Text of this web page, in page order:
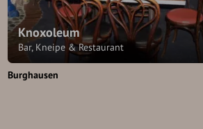
Knoxoleum
Bar, Kneipe & Restaurant
Burghausen